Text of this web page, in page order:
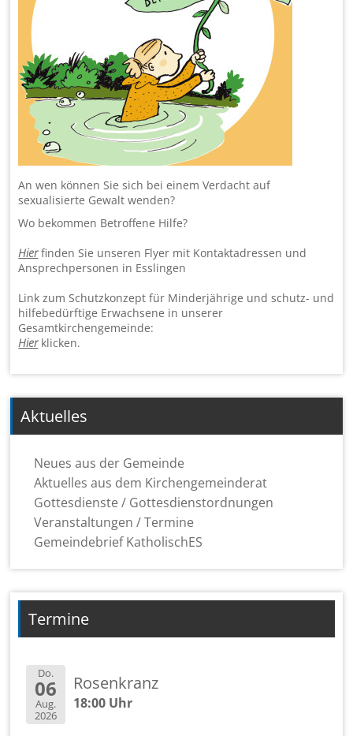
An wen können Sie sich bei einem Verdacht auf
sexualisierte Gewalt wenden?
Wo bekommen Betroffene Hilfe?
Hierfinden Sie unseren Flyer mit Kontaktadressen und
Ansprechpersonen in Esslingen
Link zum Schutzkonzept für Minderjährige und schutz- und
hilfebedürftige Erwachsene in un­ser­er
Gesamtkirchengemeinde:
Hierklicken.
Aktuelles
Neues aus der Gemeinde
Aktuelles aus dem Kirchengemeinderat
Gottesdienste / Gottesdienstordnungen
Veranstaltungen / Termine
Gemeindebrief KatholischES
Termine
Do.
06
Aug.
2026
Rosenkranz
18:00 Uhr